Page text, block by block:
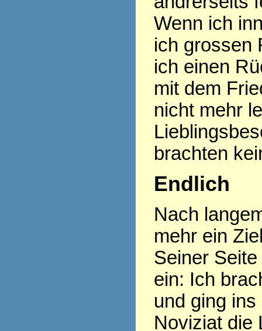
Wenn ich
ich grossen
ich einen
mit dem
nicht mehr
brachten
Endlich
Nach
mehr ein
Seiner
ein: Ich
und ging
Noviziat die